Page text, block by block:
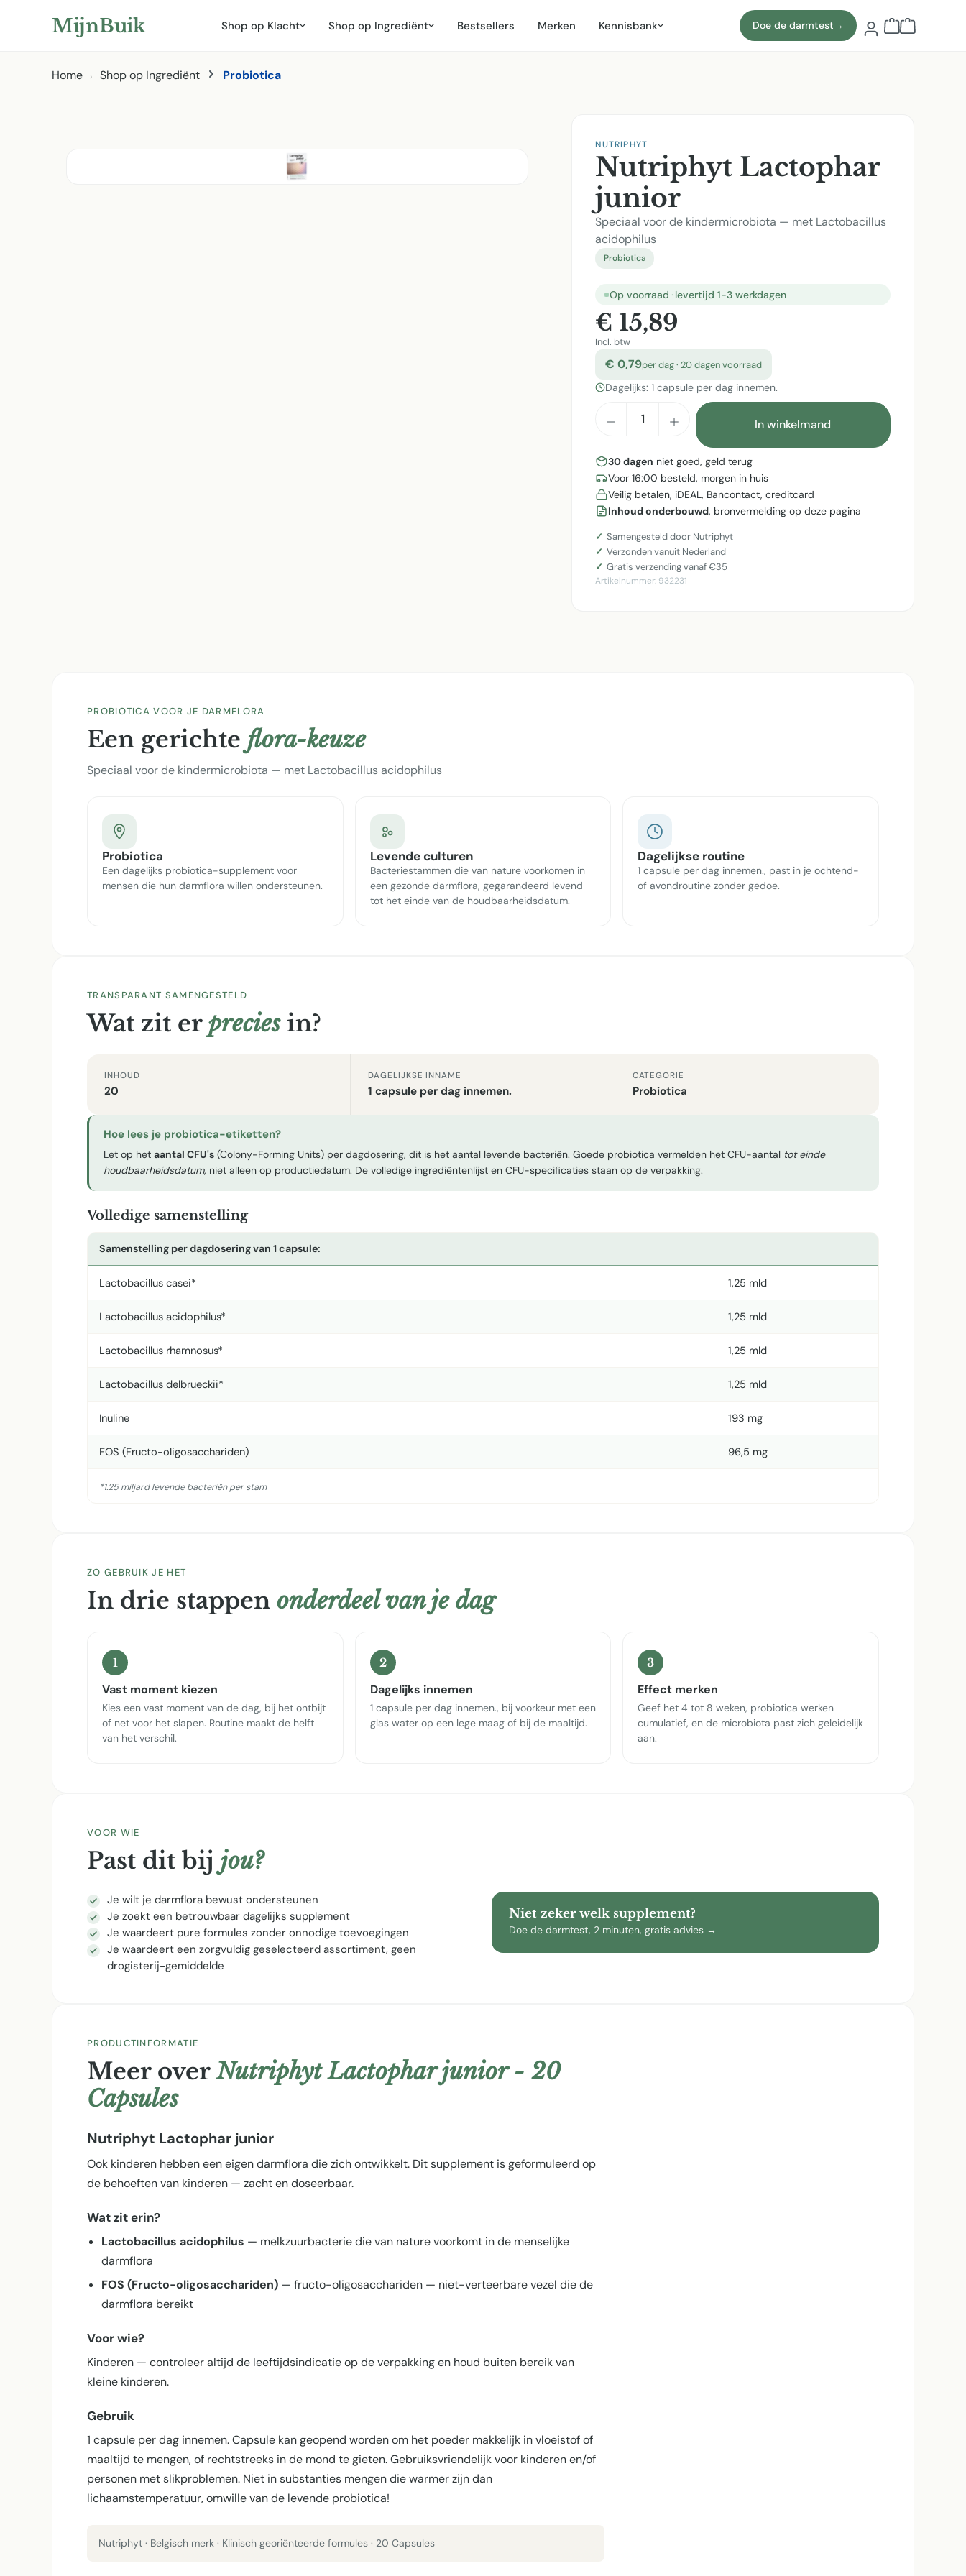
hoofdinhoud
Naar zoeken
Naar hoofdnavigatie
MijnBuik Shop op Klacht Shop op Ingrediënt Bestsellers Merken Kennisbank Doe de darmtest→
Home Shop op Ingrediënt Probiotica
NUTRIPHYT
Nutriphyt Lactophar
junior
Speciaal voor de kindermicrobiota — met Lactobacillus
acidophilus
Probiotica
Op voorraad ·levertijd 1-3 werkdagen
€ 15,89
Incl. btw
€ 0,79per dag · 20 dagen voorraad
Dagelijks: 1 capsule per dag innemen.
Producthoeveelheid: Voer de gewenste
In winkelmand
30 dagen niet goed, geld terug
Voor 16:00 besteld, morgen in huis
Veilig betalen, iDEAL, Bancontact, creditcard
Inhoud onderbouwd, bronvermelding op deze pagina
Samengesteld door Nutriphyt
Verzonden vanuit Nederland
Gratis verzending vanaf €35
Artikelnummer: 932231
PROBIOTICA VOOR JE DARMFLORA
Een gerichte flora-keuze
Speciaal voor de kindermicrobiota — met Lactobacillus acidophilus
Probiotica
Een dagelijks probiotica-supplement voor
mensen die hun darmflora willen ondersteunen.
Levende culturen
Bacteriestammen die van nature voorkomen in
een gezonde darmflora, gegarandeerd levend
tot het einde van de houdbaarheidsdatum.
Dagelijkse routine
1 capsule per dag innemen., past in je ochtend-
of avondroutine zonder gedoe.
TRANSPARANT SAMENGESTELD
Wat zit er preciesin?
INHOUD
20
DAGELIJKSE INNAME
1 capsule per dag innemen.
CATEGORIE
Probiotica
Hoe lees je probiotica-etiketten?
Let op het aantal CFU's (Colony-Forming Units) per dagdosering, dit is het aantal levende bacteriën. Goede probiotica vermelden het CFU-aantal tot einde
houdbaarheidsdatum, niet alleen op productiedatum. De volledige ingrediëntenlijst en CFU-specificaties staan op de verpakking.
Volledige samenstelling
Samenstelling per dagdosering van 1 capsule:
Lactobacillus casei* 1,25 mld
Lactobacillus acidophilus* 1,25 mld
Lactobacillus rhamnosus* 1,25 mld
Lactobacillus delbrueckii* 1,25 mld
Inuline 193 mg
FOS (Fructo-oligosacchariden) 96,5 mg
*1.25 miljard levende bacteriën per stam
ZO GEBRUIK JE HET
In drie stappen onderdeel van je dag
1
Vast moment kiezen
Kies een vast moment van de dag, bij het ontbijt
of net voor het slapen. Routine maakt de helft
van het verschil.
2
Dagelijks innemen
1 capsule per dag innemen., bij voorkeur met een
glas water op een lege maag of bij de maaltijd.
3
Effect merken
Geef het 4 tot 8 weken, probiotica werken
cumulatief, en de microbiota past zich geleidelijk
aan.
VOOR WIE
Past dit bij jou?
Je wilt je darmflora bewust ondersteunen
Je zoekt een betrouwbaar dagelijks supplement
Je waardeert pure formules zonder onnodige toevoegingen
Je waardeert een zorgvuldig geselecteerd assortiment, geen
drogisterij-gemiddelde
Niet zeker welk supplement?
Doe de darmtest, 2 minuten, gratis advies →
PRODUCTINFORMATIE
Meer overNutriphyt Lactophar junior - 20
Capsules
Nutriphyt Lactophar junior
Ook kinderen hebben een eigen darmflora die zich ontwikkelt. Dit supplement is geformuleerd op
de behoeften van kinderen — zacht en doseerbaar.
Wat zit erin?
Lactobacillus acidophilus — melkzuurbacterie die van nature voorkomt in de menselijke
darmflora
FOS (Fructo-oligosacchariden) — fructo-oligosacchariden — niet-verteerbare vezel die de
darmflora bereikt
Voor wie?
Kinderen — controleer altijd de leeftijdsindicatie op de verpakking en houd buiten bereik van
kleine kinderen.
Gebruik
1 capsule per dag innemen. Capsule kan geopend worden om het poeder makkelijk in vloeistof of
maaltijd te mengen, of rechtstreeks in de mond te gieten. Gebruiksvriendelijk voor kinderen en/of
personen met slikproblemen. Niet in substanties mengen die warmer zijn dan
lichaamstemperatuur, omwille van de levende probiotica!
Nutriphyt · Belgisch merk · Klinisch georiënteerde formules · 20 Capsules